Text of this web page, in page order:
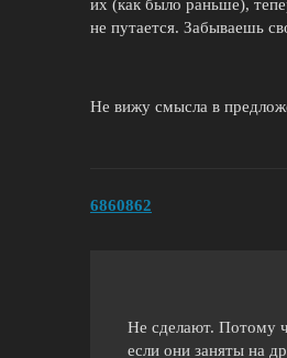
их (как было раньше),
не путается. Забываешь
Не вижу смысла в
6860862
Не сделают. Потому
если они заняты на